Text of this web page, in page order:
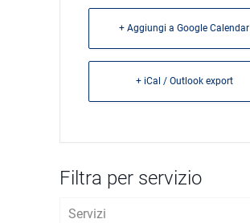
+ Aggiungi a Google Calendar
+ iCal / Outlook export
Filtra per servizio
Servizi